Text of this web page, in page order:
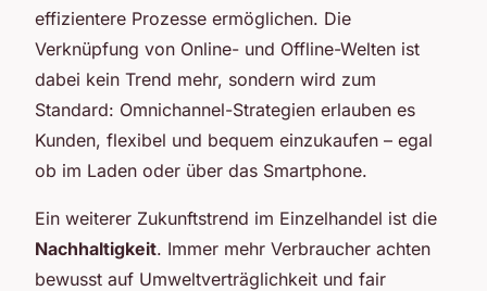
effizientere Prozesse ermöglichen. Die
Verknüpfung von Online- und Offline-Welten ist
dabei kein Trend mehr, sondern wird zum
Standard: Omnichannel-Strategien erlauben es
Kunden, flexibel und bequem einzukaufen – egal
ob im Laden oder über das Smartphone.
Ein weiterer Zukunftstrend im Einzelhandel ist die
Nachhaltigkeit. Immer mehr Verbraucher achten
bewusst auf Umweltverträglichkeit und fair